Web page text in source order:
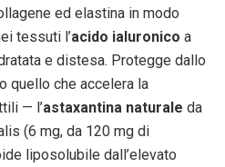
ed elastina in modo
tessuti l’acido ialuronico a
e distesa. Protegge dallo
quello che accelera la
— l’astaxantina naturale da
(6 mg, da 120 mg di
liposolubile dall’elevato